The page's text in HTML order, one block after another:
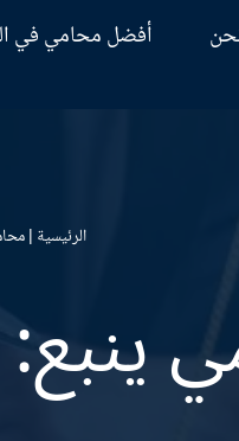
أفضل محامي في
الرئيسية |